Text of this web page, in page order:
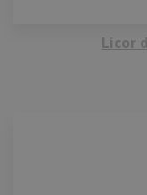
Licor